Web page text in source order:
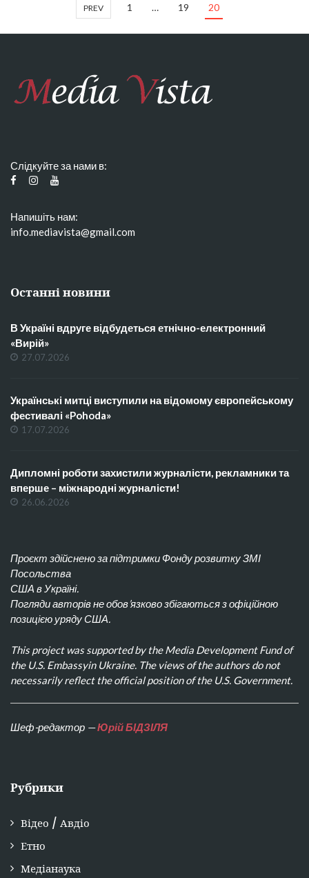
PREV 1 … 19 20
Слідкуйте за нами в:
Напишіть нам:
info.mediavista@gmail.com
Останні новини
В Україні вдруге відбудеться етнічно-електронний
«Вирій»
27.07.2026
Українські митці виступили на відомому європейському
фестивалі «Pohoda»
17.07.2026
Дипломні роботи захистили журналісти, рекламники та
вперше – міжнародні журналісти!
26.06.2026
Проєкт здійснено за підтримки Фонду розвитку ЗМІ
Посольства
США в Україні.
Погляди авторів не обов’язково збігаються з офіційною
позицією уряду США.
This project was supported by the Media Development Fund of
the U.S. Embassyin Ukraine. The views of the authors do not
necessarily reflect the official position of the U.S. Government.
Шеф-редактор —Юрій БІДЗІЛЯ
Рубрики
Відео / Авдіо
Етно
Медіанаука